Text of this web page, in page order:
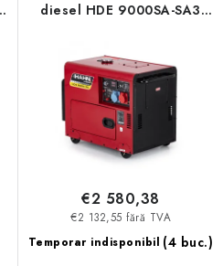
diesel HDE 9000SA-SA3
Temporar indisponibil (4 buc.)
€2 132,55 fără TVA
€2 580,38